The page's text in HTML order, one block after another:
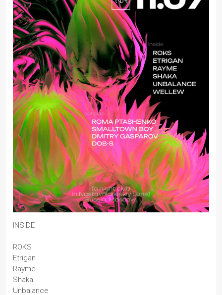
INSIDE
ROKS
Etrigan
Rayme
Shaka
Unbalance